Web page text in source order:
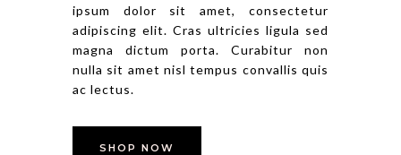
ipsum dolor sit amet, consectetur
adipiscing elit. Cras ultricies ligula sed
magna dictum porta. Curabitur non
nulla sit amet nisl tempus convallis quis
ac lectus.
SHOP NOW